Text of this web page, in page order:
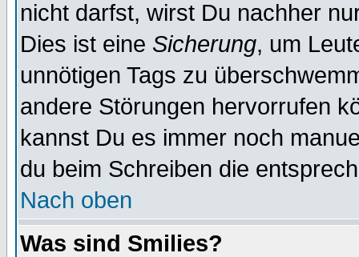
nicht darfst, wirst Du nachher
Dies ist eine Sicherung, um
unnötigen Tags zu
andere Störungen hervorrufen
kannst Du es immer noch
du beim Schreiben die
Nach oben
Was sind Smilies?